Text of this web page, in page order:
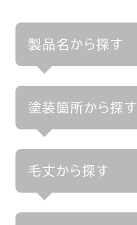
製品名から探す
塗装箇所から探す
毛丈から探す